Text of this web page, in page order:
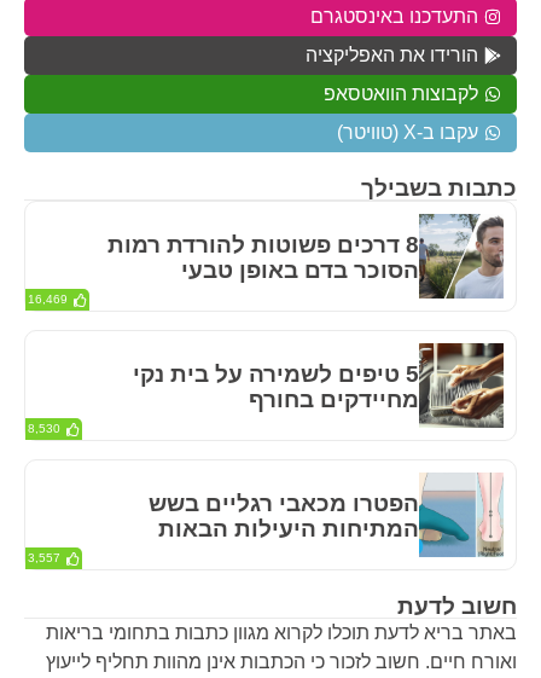
חשוב לדעת
באתר בריא לדעת תוכלו לקרוא מגוון כתבות בתחומי בריאות
ואורח חיים. חשוב לזכור כי הכתבות אינן מהוות תחליף לייעוץ
כתבות בשבילך
8 דרכים פשוטות להורדת רמות
הסוכר בדם באופן טבעי
16,469
5 טיפים לשמירה על בית נקי
מחיידקים בחורף
8,530
הפטרו מכאבי רגליים בשש
המתיחות היעילות הבאות
3,557
התעדכנו באינסטגרם
הורידו את האפליקציה
לקבוצות הוואטסאפ
עקבו ב-X (טוויטר)